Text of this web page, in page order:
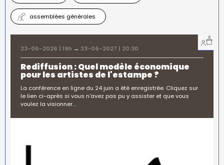
assemblées générales
23-06-2026 | 19h → 23-06-2027 | 20:30
Rediffusion : Quel modèle économique
pour les artistes de l'estampe ?
La conférence en ligne du 24 juin a été enregistrée. Cliquez sur
le lien ci-après si vous n'avez pas pu y assister et que vous
voulez la visionner…